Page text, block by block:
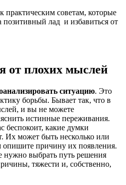
практическим советам, которые
позитивный лад и избавиться от
от плохих мыслей
ситуацию. Это
борьбы. Бывает так, что в
и вы не можете
истинные переживания.
беспокоит, какие думки
Их может быть несколько или
причину их появления.
выбрать путь решения
тяжести и, собственно,